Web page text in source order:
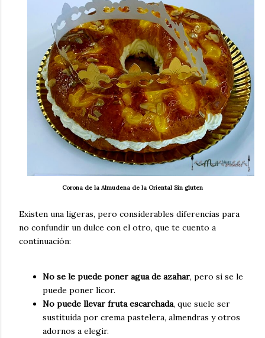
Corona de la Almudena de la Oriental Sin gluten
Existen una ligeras, pero considerables diferencias para
no confundir un dulce con el otro, que te cuento a
continuación:
No se le puede poner agua de azahar, pero si se le
puede poner licor.
No puede llevar fruta escarchada, que suele ser
sustituida por crema pastelera, almendras y otros
adornos a elegir.